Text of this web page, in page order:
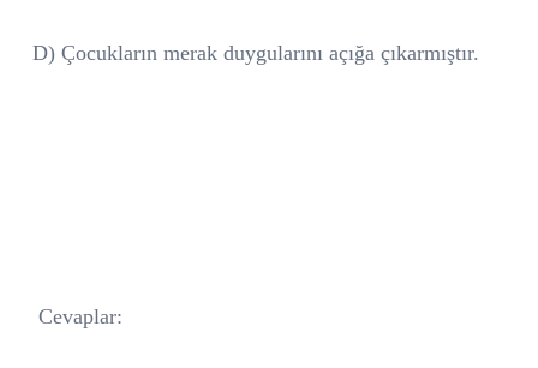
D) Çocukların merak duygularını açığa çıkarmıştır.
Cevaplar: